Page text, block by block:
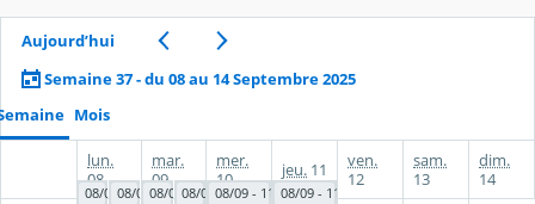
Aujourd’hui
Semaine 37 - du 08 au 14 Septembre 2025
Mois
08/09 - 11/09
08/09 - 09/09
08/09 - 11/09
08/09 - 09/09
08/09 - 11/0908/09 - 11/09
lun.
08
mar.
09
mer.
10
jeu. 11
ven.
12
sam.
13
dim.
14